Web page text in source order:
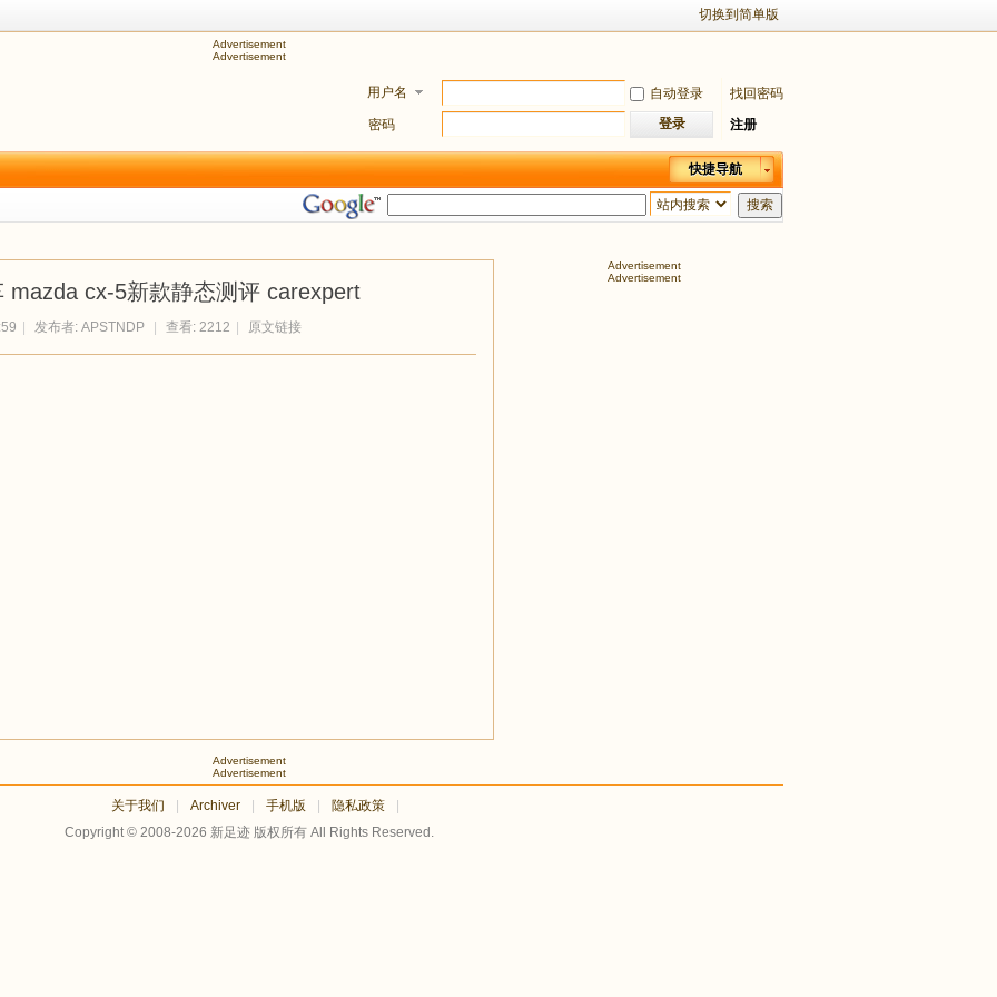
切换到简单版
Advertisement
Advertisement
用户名 自动登录
找回密码
密码
登录 注册
快捷导航
搜索
mazda cx-5新款静态测评 carexpert
发布者: APSTNDP 查看: 2212 原文链接
Advertisement
Advertisement
Advertisement
Advertisement
关于我们 Archiver 手机版 隐私政策
Copyright © 2008-2026 新足迹 版权所有 All Rights Reserved.